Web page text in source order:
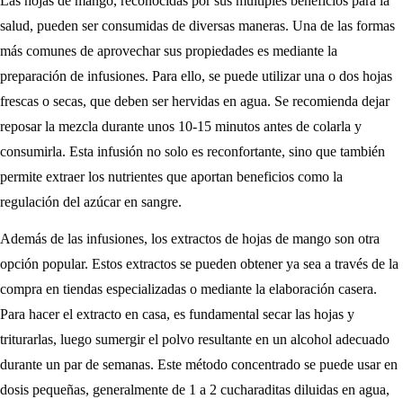
salud, pueden ser consumidas de diversas maneras. Una de las formas
más comunes de aprovechar sus propiedades es mediante la
preparación de infusiones. Para ello, se puede utilizar una o dos hojas
frescas o secas, que deben ser hervidas en agua. Se recomienda dejar
reposar la mezcla durante unos 10-15 minutos antes de colarla y
consumirla. Esta infusión no solo es reconfortante, sino que también
permite extraer los nutrientes que aportan beneficios como la
regulación del azúcar en sangre.
Además de las infusiones, los extractos de hojas de mango son otra
opción popular. Estos extractos se pueden obtener ya sea a través de la
compra en tiendas especializadas o mediante la elaboración casera.
Para hacer el extracto en casa, es fundamental secar las hojas y
triturarlas, luego sumergir el polvo resultante en un alcohol adecuado
durante un par de semanas. Este método concentrado se puede usar en
dosis pequeñas, generalmente de 1 a 2 cucharaditas diluidas en agua,